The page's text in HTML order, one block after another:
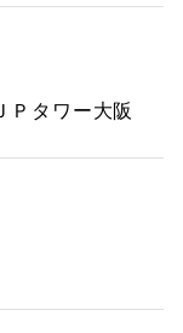
Ｐタワー大阪